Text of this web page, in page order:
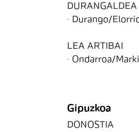
DURANGALDEA
· Durango/
LEA ARTIBAI
· Ondarroa/
Gipuzkoa
DONOSTIA